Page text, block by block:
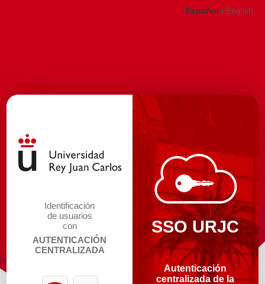
Español | English
Identificación
de usuarios
con
AUTENTICACIÓN
CENTRALIZADA
SSO URJC
Autenticación
centralizada de la